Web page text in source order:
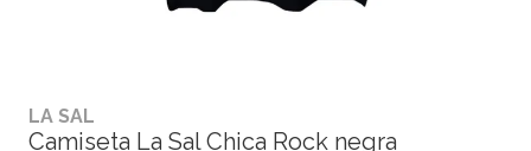
LA SAL
Camiseta La Sal Chica Rock negra